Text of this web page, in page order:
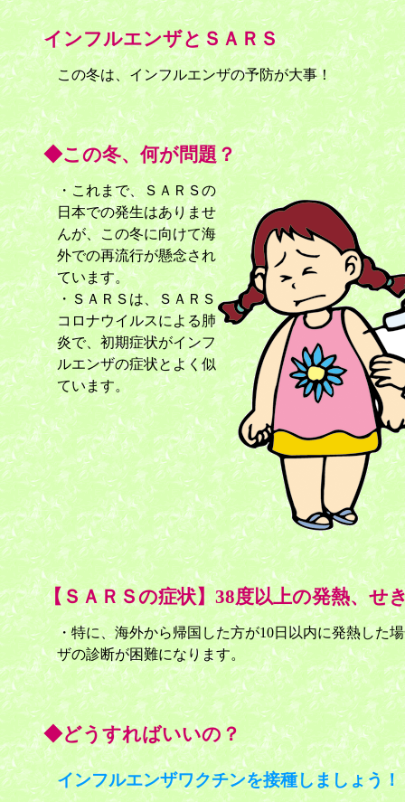
インフルエンザとＳＡＲＳ
この冬は、インフルエンザの予防が大事！
◆この冬、何が問題？
・これまで、ＳＡＲＳの
日本での発生はありませ
んが、この冬に向けて海
外での再流行が懸念され
ています。
・ＳＡＲＳは、ＳＡＲＳ
コロナウイルスによる肺
炎で、初期症状がインフ
ルエンザの症状とよく似
ています。
【ＳＡＲＳの症状】38度以上の発熱、せ
・特に、海外から帰国した方が10日以内に発熱した
ザの診断が困難になります。
◆どうすればいいの？
インフルエンザワクチンを接種しましょう！